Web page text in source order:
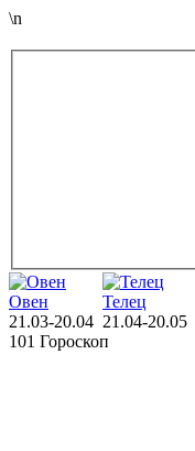
\n
Овен
21.03-20.04
Телец
21.04-20.05
101 Гороскоп